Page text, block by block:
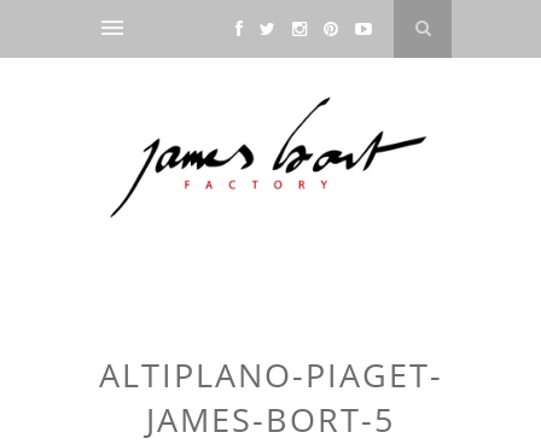
ALTIPLANO-PIAGET-
JAMES-BORT-5